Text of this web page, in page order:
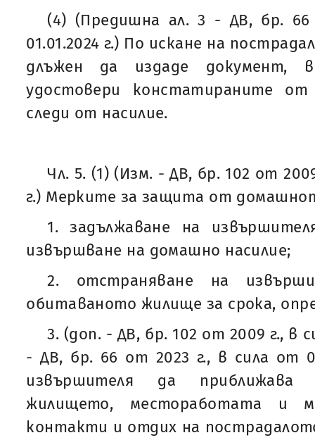
(4) (Предишна ал. 3 - ДВ, бр.
01.01.2024 г.) По искане на
длъжен да издаде документ,
удостовери констатираните от
следи от насилие.
Чл. 5. (1) (Изм. - ДВ, бр. 102 от
г.) Мерките за защита от
1. задължаване на
извършване на домашно насилие;
2. отстраняване на
обитаваното жилище за срока,
3. (доп. - ДВ, бр. 102 от 2009 г., в
- ДВ, бр. 66 от 2023 г., в сила от
извършителя да приближава
жилището, местоработата и
контакти и отдих на